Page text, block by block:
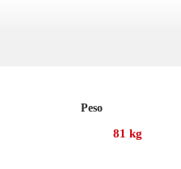
Peso
81 kg